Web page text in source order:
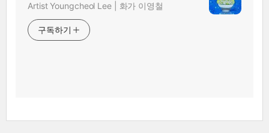
Artist Youngcheol Lee | 화가 이영철
구독하기